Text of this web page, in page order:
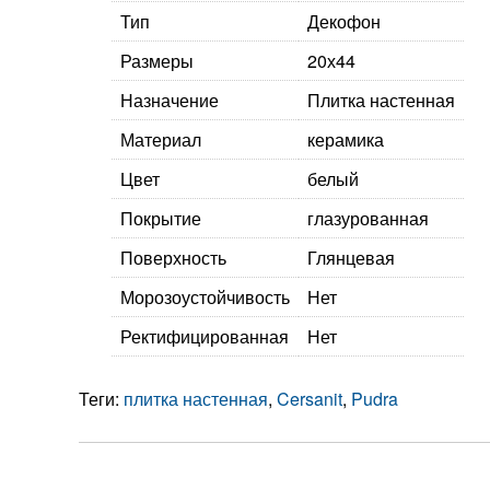
Тип
Декофон
Размеры
20х44
Назначение
Плитка настенная
Материал
керамика
Цвет
белый
Покрытие
глазурованная
Поверхность
Глянцевая
Морозоустойчивость
Нет
Ректифицированная
Нет
Теги: плитка настенная, Cersanit, Pudra